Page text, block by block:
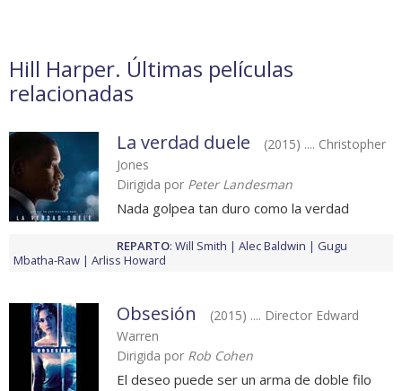
Hill Harper. Últimas películas
relacionadas
La verdad duele
(2015) .... Christopher
Jones
Dirigida por Peter Landesman
Nada golpea tan duro como la verdad
REPARTO: Will Smith Alec Baldwin
Gugu
Mbatha-Raw
Arliss Howard
Obsesión
(2015) .... Director Edward
Warren
Dirigida por Rob Cohen
El deseo puede ser un arma de doble filo